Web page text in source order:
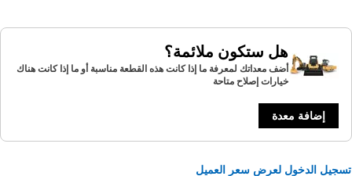
هل ستكون ملائمة؟
أضف معداتك لمعرفة ما إذا كانت هذه القطعة مناسبة أو ما إذا كانت هناك
خيارات إصلاح متاحة
إضافة معدة
الدخول لعرض سعر العميل